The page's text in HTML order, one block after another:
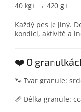
40 kg+ → 420 g+
Každý pes je jiný.
kondici, aktivitě a
❤️ O
🐾 Tvar granule:
📏 Délka granule: